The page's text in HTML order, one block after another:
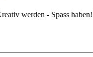
werden - Spass haben!